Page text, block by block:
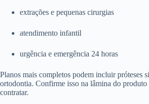
extrações e pequenas cirurgias
atendimento infantil
urgência e emergência 24 horas
Planos mais completos podem incluir próteses
ortodontia. Confirme isso na lâmina do produto
contratar.